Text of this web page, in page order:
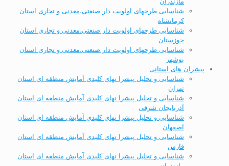
شناسایی طرحهای اولویت دار صنعتی،معدنی و تجاری استان
کرمانشاه
شناسایی طرحهای اولویت دار صنعتی،معدنی و تجاری استان
خوزستان
شناسایی طرحهای اولویت دار صنعتی،معدنی و تجاری استان
بوشهر
پیشران های استانی
شناسایی و تحلیل پیشرا نهای کلیدی آمایش منطقه ای استان
تهران
شناسایی و تحلیل پیشرا نهای کلیدی آمایش منطقه ای استان
آذربایجان شرقی
شناسایی و تحلیل پیشرا نهای کلیدی آمایش منطقه ای استان
اصفهان
شناسایی و تحلیل پیشرا نهای کلیدی آمایش منطقه ای استان
فارس
شناسایی و تحلیل پیشرا نهای کلیدی آمایش منطقه ای استان